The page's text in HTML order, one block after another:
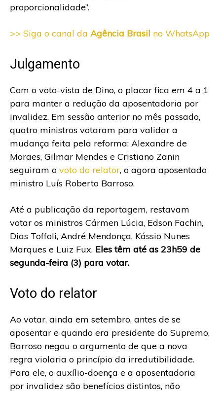
proporcionalidade”.
>> Siga o canal da Agência Brasil no WhatsApp
Julgamento
Com o voto-vista de Dino, o placar fica em 4 a 1
para manter a redução da aposentadoria por
invalidez. Em sessão anterior no mês passado,
quatro ministros votaram para validar a
mudança feita pela reforma: Alexandre de
Moraes, Gilmar Mendes e Cristiano Zanin
seguiram o voto do relator, o agora aposentado
ministro Luís Roberto Barroso.
Até a publicação da reportagem, restavam
votar os ministros Cármen Lúcia, Edson Fachin,
Dias Toffoli, André Mendonça, Kássio Nunes
Marques e Luiz Fux. Eles têm até as 23h59 de
segunda-feira (3) para votar.
Voto do relator
Ao votar, ainda em setembro, antes de se
aposentar e quando era presidente do Supremo,
Barroso negou o argumento de que a nova
regra violaria o princípio da irredutibilidade.
Para ele, o auxílio-doença e a aposentadoria
por invalidez são benefícios distintos, não